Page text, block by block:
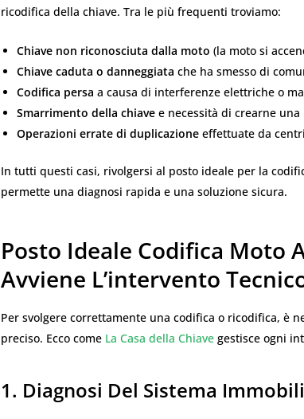
ricodifica della chiave. Tra le più frequenti troviamo:
Chiave non riconosciuta dalla moto (la moto si
Chiave caduta o danneggiata che ha smesso di
Codifica persa a causa di interferenze elettriche o
Smarrimento della chiave e necessità di crearne una
Operazioni errate di duplicazione effettuate da
In tutti questi casi, rivolgersi al posto ideale per la
permette una diagnosi rapida e una soluzione sicura.
Posto Ideale Codifica Moto
Avviene L’intervento
Per svolgere correttamente una codifica o ricodifica, è
preciso. Ecco come La Casa della Chiave gestisce ogni
1. Diagnosi Del Sistema